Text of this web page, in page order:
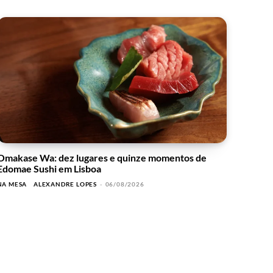
Wa: dez lugares e quinze momentos de
Sushi em Lisboa
MESA ALEXANDRE LOPES - 06/08/2026